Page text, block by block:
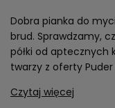
Dobra pianka do
brud. Sprawdzamy,
półki od aptecznych
twarzy z oferty
Czytaj więcej